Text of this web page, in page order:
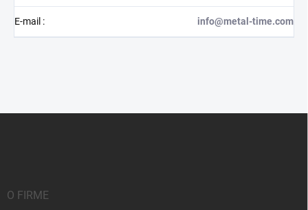
E-mail : info@metal-time.com
O FIRME